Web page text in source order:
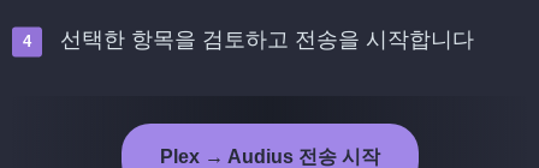
선택한 항목을 검토하고 전송을 시작합니다
Plex → Audius 전송 시작